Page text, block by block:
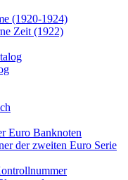
(1920-1924)
Zeit (1922)
Euro Banknoten
der zweiten Euro Serie